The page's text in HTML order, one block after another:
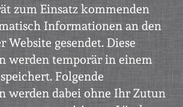
zum Einsatz kommenden
Informationen an den
Website gesendet. Diese
werden temporär in einem
Folgende
werden dabei ohne Ihr Zutun